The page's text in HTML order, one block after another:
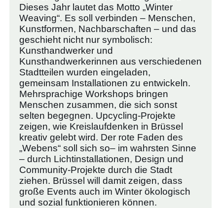
Dieses Jahr lautet das Motto „Winter
Weaving“. Es soll verbinden – Menschen,
Kunstformen, Nachbarschaften – und das
geschieht nicht nur symbolisch:
Kunsthandwerker und
Kunsthandwerkerinnen aus verschiedenen
Stadtteilen wurden eingeladen,
gemeinsam Installationen zu entwickeln.
Mehrsprachige Workshops bringen
Menschen zusammen, die sich sonst
selten begegnen. Upcycling-Projekte
zeigen, wie Kreislaufdenken in Brüssel
kreativ gelebt wird. Der rote Faden des
„Webens“ soll sich so– im wahrsten Sinne
– durch Lichtinstallationen, Design und
Community-Projekte durch die Stadt
ziehen. Brüssel will damit zeigen, dass
große Events auch im Winter ökologisch
und sozial funktionieren können.